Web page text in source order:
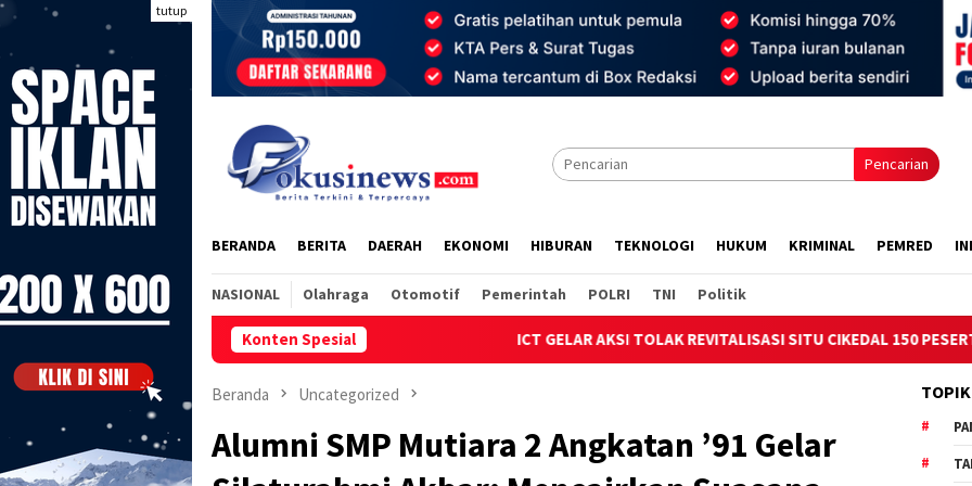
Loncat
konten
tutup
Pencarian
BERANDA BERITA DAERAH EKONOMI HIBURAN TEKNOLOGI HUKUM KRIMINAL PEMRED
NASIONAL Olahraga Otomotif Pemerintah POLRI TNI Politik
Konten Spesial ICT GELAR AKSI TOLAK REVITALISASI SITU CIKEDAL 150 PESERTA SERUKAN
Beranda Uncategorized
Alumni SMP Mutiara 2 Angkatan ’91 Gelar